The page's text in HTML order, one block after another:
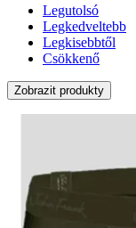
Legutolsó
Legkedveltebb
Legkisebbtől
Csökkenő
Zobrazit produkty